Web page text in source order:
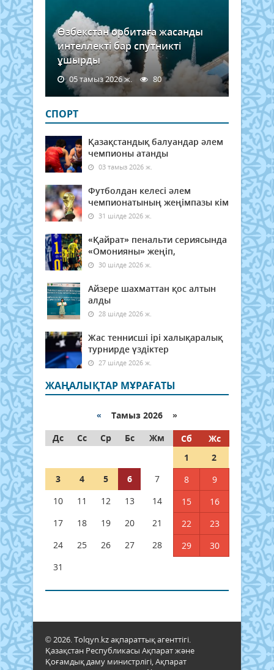
Өзбекстан орбитаға жасанды
интеллекті бар спутникті
ұшырды
05 тамыз 2026 ж. 80
СПОРТ
Қазақстандық балуандар әлем
чемпионы атанды
03 тамыз 2026 ж.
Футболдан келесі әлем
чемпионатының жеңімпазы кім
31 шілде 2026 ж.
«Қайрат» пенальти сериясында
«Омонияны» жеңіп,
30 шілде 2026 ж.
Айзере шахматтан қос алтын
алды
28 шілде 2026 ж.
Жас теннисші ірі халықаралық
турнирде үздіктер
27 шілде 2026 ж.
ЖАҢАЛЫҚТАР МҰРАҒАТЫ
« Тамыз 2026 »
Дс
Сс Ср Бс Жм Сб
Жс
1
2
3
4 5 6 7 8
9
10
11 12 13 14 15
16
17
18 19 20 21 22
23
24
25 26 27 28 29
30
31
© 2026. Tolqyn.kz ақпараттық агенттігі.
Қазақстан Республикасы Ақпарат және
Қоғамдық даму министрлігі, Ақпарат